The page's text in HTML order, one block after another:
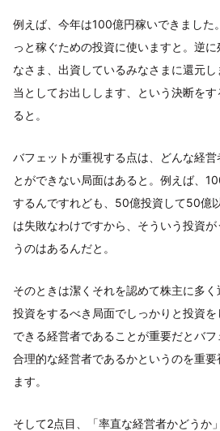
例えば、今年は100億円稼いできました
っと稼ぐための投資に使いますと。逆
なさま、出資しているみなさまに還元
当としてお出しします、という決断を
ると。
バフェットが重視する点は、どんな経営
とができない局面はあると。例えば、
するんですれども、50億投資して50億
は失敗なわけですから、そういう投資
うのはあるんだと。
そのときは潔くそれを認めて株主に多く
投資をするべき局面でしっかりと投資
できる経営者であることが重要だとバフ
合理的な経営者であるかというのを重
ます。
そして2点目、「率直な経営者かどうか